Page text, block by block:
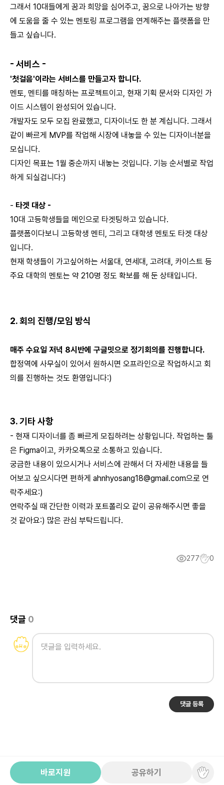
그래서 10대들에게 꿈과 희망을 심어주고, 꿈으로 나아가는 방향
에 도움을 줄 수 있는 멘토링 프로그램을 연계해주는 플랫폼을 만
들고 싶습니다.
- 서비스 -
'첫걸음'이라는 서비스를 만들고자 합니다.
멘토, 멘티를 매칭하는 프로젝트이고, 현재 기획 문서와 디자인 가
이드 시스템이 완성되어 있습니다.
개발자도 모두 모집 완료했고, 디자이너도 한 분 계십니다. 그래서
같이 빠르게 MVP를 작업해 시장에 내놓을 수 있는 디자이너분을
모십니다.
디자인 목표는 1월 중순까지 내놓는 것입니다. 기능 순서별로 작업
하게 되실겁니다:)
- 타겟 대상 -
10대 고등학생들을 메인으로 타겟팅하고 있습니다.
플랫폼이다보니 고등학생 멘티, 그리고 대학생 멘토도 타겟 대상
입니다.
현재 학생들이 가고싶어하는 서울대, 연세대, 고려대, 카이스트 등
주요 대학의 멘토는 약 210명 정도 확보를 해 둔 상태입니다.
2. 회의 진행/모임 방식
매주 수요일 저녁 8시반에 구글밋으로 정기회의를 진행합니다.
합정역에 사무실이 있어서 원하시면 오프라인으로 작업하시고 회
의를 진행하는 것도 환영입니다:)
3. 기타 사항
- 현재 디자이너를 좀 빠르게 모집하려는 상황입니다. 작업하는 툴
은 Figma이고, 카카오톡으로 소통하고 있습니다.
궁금한 내용이 있으시거나 서비스에 관해서 더 자세한 내용을 들
어보고 싶으시다면 편하게 ahnhyosang18@gmail.com으로 연
락주세요:)
연락주실 때 간단한 이력과 포트폴리오 같이 공유해주시면 좋을
것 같아요:) 많은 관심 부탁드립니다.
277 0
댓글 0
댓글 등록
바로지원 공유하기